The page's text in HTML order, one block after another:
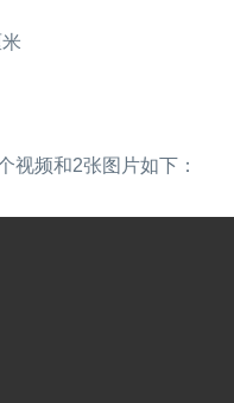
视频和2张图片如下：